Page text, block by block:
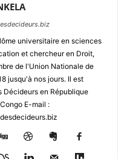
universitaire en sciences
et chercheur en Droit,
de l'Union Nationale de
jusqu'à nos jours. Il est
Décideurs en République
E-mail :